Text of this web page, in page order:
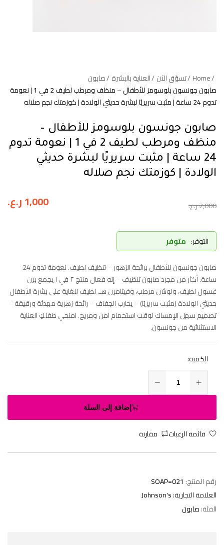
Home تسوّق الآن العناية بالبشرة صابون
صابون جونسون بلوسومز للأطفال – منظف ومرطب لطيف 2 في 1 | نعومة
تدوم 24 ساعة | مثبت سريريًا لبشرة حديثي الولادة | كوزمتك نجم صلاله
صابون جونسون بلوسومز للأطفال –
منظف ومرطب لطيف 2 في 1 | نعومة تدوم
24 ساعة | مثبت سريريًا لبشرة حديثي
الولادة | كوزمتك نجم صلاله
2,000ر.ع. 1,000ر.ع.
التوفر: متوفر
صابون جونسون للأطفال برائحة الزهور – تنظيف لطيف. نعومة تدوم 24
ساعة. أكثر من مجرد صابون تنظيف – إنه فعال منتج ٢ في ١ يجمع بين
غسول لطيف، ولوشن مرطب، وفيتامين هـ. لطيف للغاية على بشرة الأطفال
حديثي الولادة (مثبت سريريًا) – يحارب الجفاف – رائحة زهرية مهدئة ورقيقة –
تصميم سهل الإمساك لوقت استحمام آمن ومريح. امنحي طفلكِ العناية
الاستثنائية من جونسون.
الكمية:
إضافة إلى السلة
قائمة الرغبات مقارنة
رقم المنتج: SOAP=021
العلامة التجارية:Johnson's
الفئة:صابون